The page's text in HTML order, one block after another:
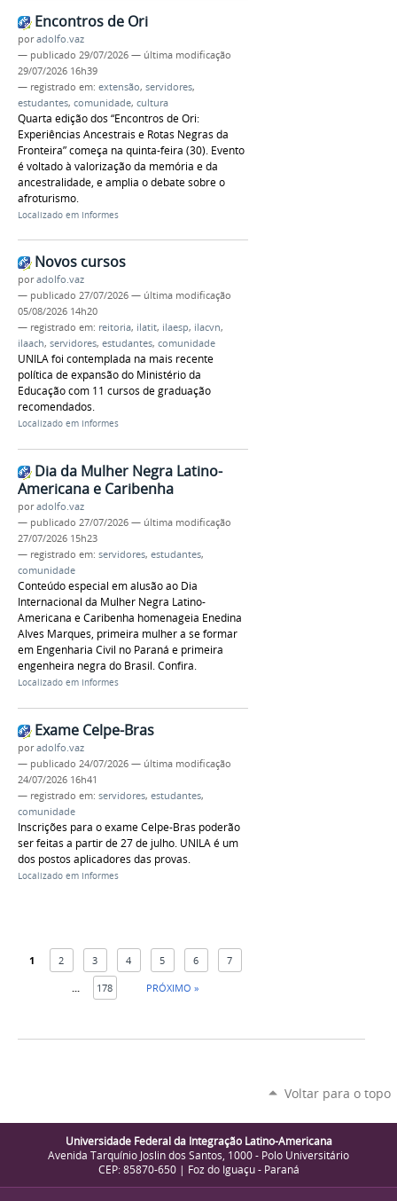
Encontros de Ori
poradolfo.vaz
— publicado 29/07/2026 — última modificação
29/07/2026 16h39
— registrado em: extensão, servidores,
estudantes, comunidade, cultura
Quarta edição dos “Encontros de Ori:
Experiências Ancestrais e Rotas Negras da
Fronteira” começa na quinta-feira (30). Evento
é voltado à valorização da memória e da
ancestralidade, e amplia o debate sobre o
afroturismo.
Localizado em Informes
Novos cursos
poradolfo.vaz
— publicado 27/07/2026 — última modificação
05/08/2026 14h20
— registrado em: reitoria, ilatit, ilaesp, ilacvn,
ilaach, servidores, estudantes, comunidade
UNILA foi contemplada na mais recente
política de expansão do Ministério da
Educação com 11 cursos de graduação
recomendados.
Localizado em Informes
Dia da Mulher Negra Latino-
Americana e Caribenha
poradolfo.vaz
— publicado 27/07/2026 — última modificação
27/07/2026 15h23
— registrado em: servidores, estudantes,
comunidade
Conteúdo especial em alusão ao Dia
Internacional da Mulher Negra Latino-
Americana e Caribenha homenageia Enedina
Alves Marques, primeira mulher a se formar
em Engenharia Civil no Paraná e primeira
engenheira negra do Brasil. Confira.
Localizado em Informes
Exame Celpe-Bras
poradolfo.vaz
— publicado 24/07/2026 — última modificação
24/07/2026 16h41
— registrado em: servidores, estudantes,
comunidade
Inscrições para o exame Celpe-Bras poderão
ser feitas a partir de 27 de julho. UNILA é um
dos postos aplicadores das provas.
Localizado em Informes
1 2 3 4 5 6 7
178 PRÓXIMO »
Voltar para o topo
Universidade Federal da Integração Latino-Americana
Avenida Tarquínio Joslin dos Santos, 1000 - Polo Universitário
CEP: 85870-650 | Foz do Iguaçu - Paraná